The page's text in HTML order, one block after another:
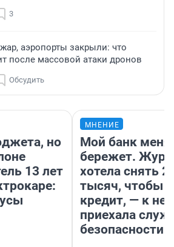
3
аэропорты закрыли: что
после массовой атаки дронов
Обсудить
но
13 лет
МНЕНИЕ
Мой банк меня
бережет.
хотела снять
тысяч, чтобы
кредит, — к
приехала
безопасности